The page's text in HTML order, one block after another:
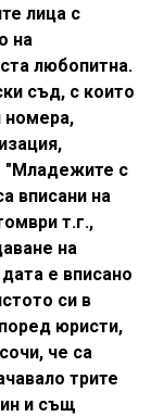
лица с
на
любопитна.
съд, с които
номера,
"Младежите с
вписани на
т.г.,
на
е вписано
си в
юристи,
че са
трите
и същ